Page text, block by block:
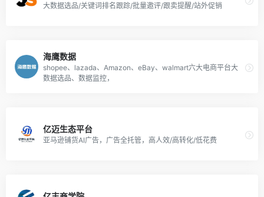
大数据选品/关键词排名跟踪/批量邀评/跟卖提醒/站外促销
海鹰数据
shopee、lazada、Amazon、eBay、walmart六大电商平台大
数据选品、数据监控，
亿迈生态平台
亚马逊铺货AI广告，广告全托管，高人效/高转化/低花费